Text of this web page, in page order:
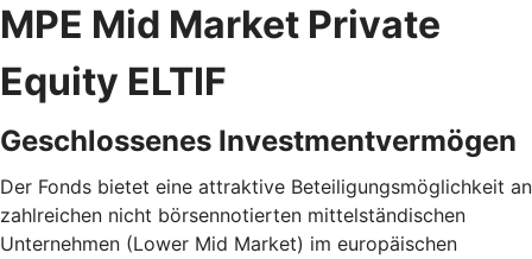
MPE Mid Market Private
Equity ELTIF
Geschlossenes Investmentvermögen
Der Fonds bietet eine attraktive Beteiligungsmöglichkeit an
zahlreichen nicht börsennotierten mittelständischen
Unternehmen (Lower Mid Market) im europäischen